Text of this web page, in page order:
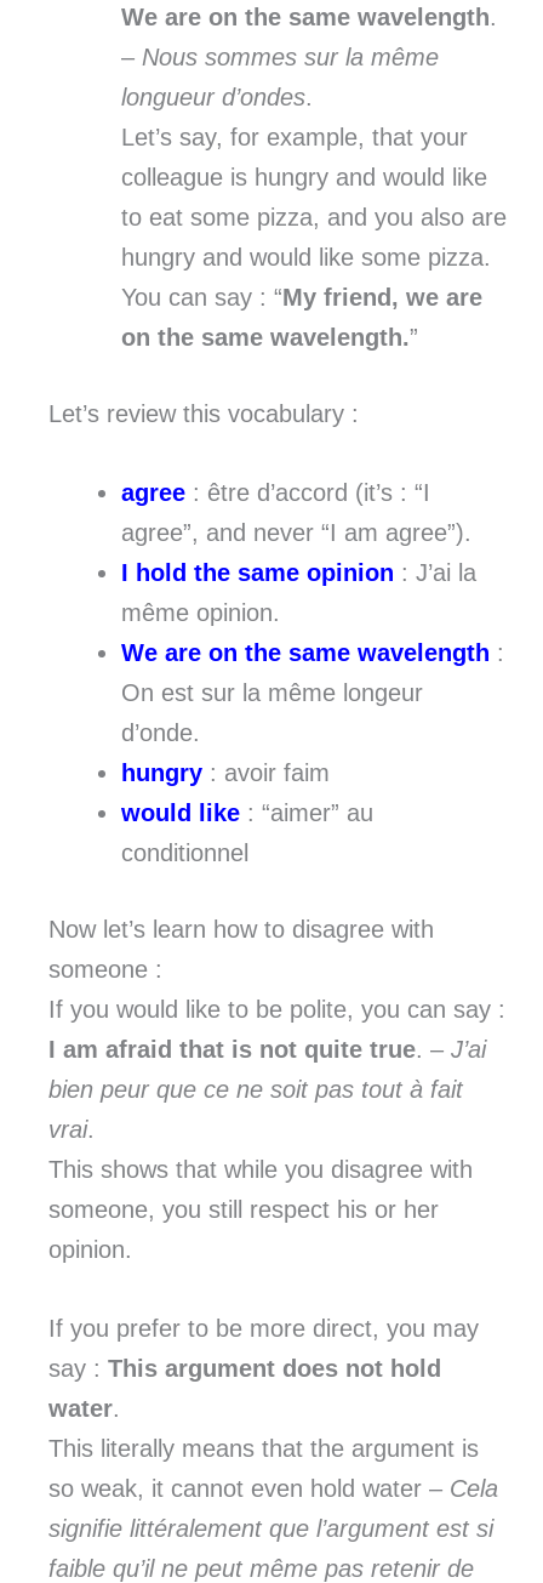
We are on the same wavelength.
– Nous sommes sur la même
longueur d’ondes.
Let’s say, for example, that your
colleague is hungry and would like
to eat some pizza, and you also are
hungry and would like some pizza.
You can say : “My friend, we are
on the same wavelength.”
Let’s review this vocabulary :
agree : être d’accord (it’s : “I
agree”, and never “I am agree”).
I hold the same opinion : J’ai la
même opinion.
We are on the same wavelength :
On est sur la même longeur
d’onde.
hungry : avoir faim
would like : “aimer” au
conditionnel
Now let’s learn how to disagree with
someone :
If you would like to be polite, you can say :
I am afraid that is not quite true. – J’ai
bien peur que ce ne soit pas tout à fait
vrai.
This shows that while you disagree with
someone, you still respect his or her
opinion.
If you prefer to be more direct, you may
say : This argument does not hold
water.
This literally means that the argument is
so weak, it cannot even hold water – Cela
signifie littéralement que l’argument est si
faible qu’il ne peut même pas retenir de